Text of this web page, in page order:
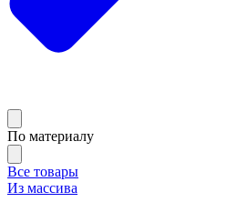
По материалу
Все товары
Из массива